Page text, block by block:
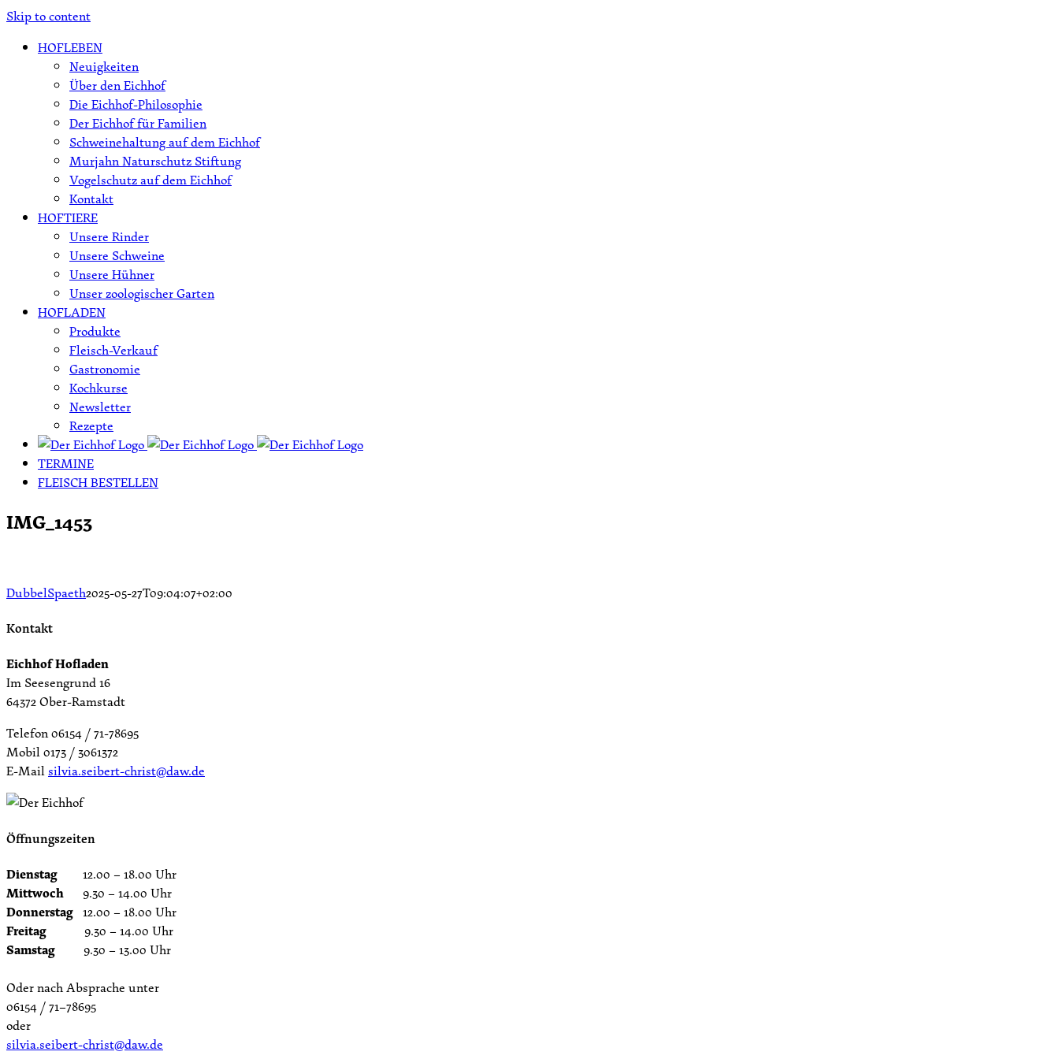
Skip to content
HOFLEBEN
Neuigkeiten
Über den Eichhof
Die Eichhof-Philosophie
Der Eichhof für Familien
Schweinehaltung auf dem Eichhof
Murjahn Naturschutz Stiftung
Vogelschutz auf dem Eichhof
Kontakt
HOFTIERE
Unsere Rinder
Unsere Schweine
Unsere Hühner
Unser zoologischer Garten
HOFLADEN
Produkte
Fleisch-Verkauf
Gastronomie
Kochkurse
Newsletter
Rezepte
TERMINE
FLEISCH BESTELLEN
IMG_1453
DubbelSpaeth2025-05-27T09:04:07+02:00
Kontakt
Eichhof Hofladen
Im Seesengrund 16
64372 Ober-Ramstadt
Telefon 06154 / 71-78695
Mobil 0173 / 3061372
E-Mailsilvia.seibert-christ@daw.de
Öffnungszeiten
Dienstag 12.00 – 18.00 Uhr
Mittwoch 9.30 – 14.00 Uhr
Donnerstag 12.00 – 18.00 Uhr
Freitag 9.30 – 14.00 Uhr
Samstag 9.30 – 13.00 Uhr
Oder nach Absprache unter
06154 / 71–78695
oder
silvia.seibert-christ@daw.de